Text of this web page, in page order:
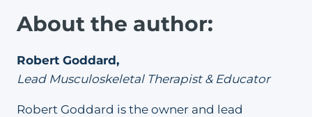
About the author:
Robert Goddard,
Lead Musculoskeletal Therapist & Educator
Robert Goddard is the owner and lead